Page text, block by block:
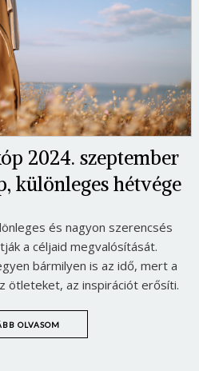
2024. szeptember
különleges hétvége
és nagyon szerencsés
a céljaid megvalósítását.
bármilyen is az idő, mert a
ötleteket, az inspirációt erősíti.
OLVASOM